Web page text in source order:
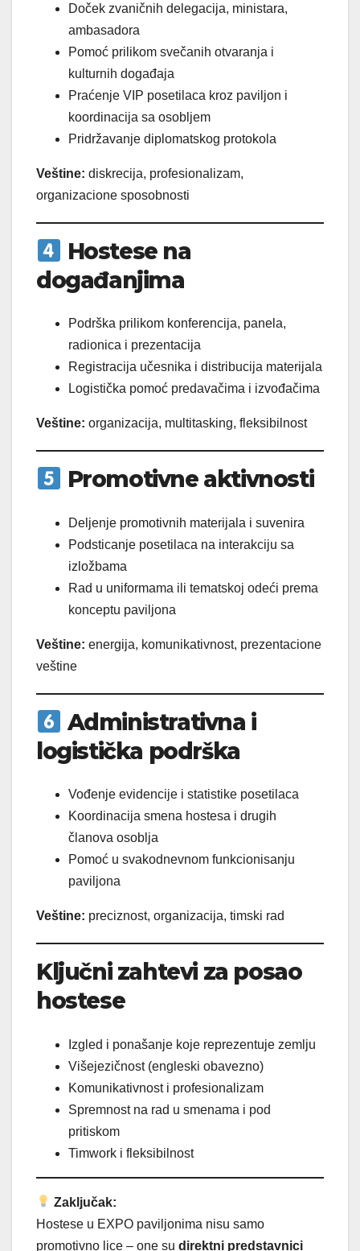
Doček zvaničnih delegacija, ministara,
ambasadora
Pomoć prilikom svečanih otvaranja i
kulturnih događaja
Praćenje VIP posetilaca kroz paviljon i
koordinacija sa osobljem
Pridržavanje diplomatskog protokola
Veštine: diskrecija, profesionalizam,
organizacione sposobnosti
Hostese na
događanjima
Podrška prilikom konferencija, panela,
radionica i prezentacija
Registracija učesnika i distribucija materijala
Logistička pomoć predavačima i izvođačima
Veštine: organizacija, multitasking, fleksibilnost
Promotivne aktivnosti
Deljenje promotivnih materijala i suvenira
Podsticanje posetilaca na interakciju sa
izložbama
Rad u uniformama ili tematskoj odeći prema
konceptu paviljona
Veštine: energija, komunikativnost, prezentacione
veštine
Administrativna i
logistička podrška
Vođenje evidencije i statistike posetilaca
Koordinacija smena hostesa i drugih
članova osoblja
Pomoć u svakodnevnom funkcionisanju
paviljona
Veštine: preciznost, organizacija, timski rad
Ključni zahtevi za posao
hostese
Izgled i ponašanje koje reprezentuje zemlju
Višejezičnost (engleski obavezno)
Komunikativnost i profesionalizam
Spremnost na rad u smenama i pod
pritiskom
Timwork i fleksibilnost
Zaključak:
Hostese u EXPO paviljonima nisu samo
promotivno lice – one su direktni predstavnici